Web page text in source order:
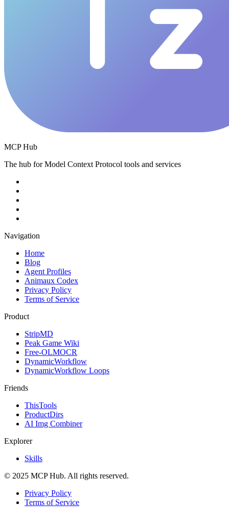
MCP Hub
The hub for Model Context Protocol tools and services
Navigation
Home
Blog
Agent Profiles
Animaux Codex
Privacy Policy
Terms of Service
Product
StripMD
Peak Game Wiki
Free-OLMOCR
DynamicWorkflow
DynamicWorkflow Loops
Friends
ThisTools
ProductDirs
AI Img Combiner
Explorer
Skills
© 2025 MCP Hub. All rights reserved.
Privacy Policy
Terms of Service